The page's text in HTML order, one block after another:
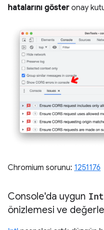
hatalarını göster onay
Chromium sorunu: 1251176
Console'da uygun
önizlemesi ve